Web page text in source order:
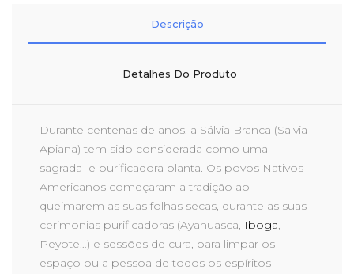
Descrição
Detalhes Do Produto
Durante centenas de anos, a Sálvia Branca (Salvia
Apiana) tem sido considerada como uma
sagrada e purificadora planta. Os povos Nativos
Americanos começaram a tradição ao
queimarem as suas folhas secas, durante as suas
cerimonias purificadoras (Ayahuasca, Iboga,
Peyote…) e sessões de cura, para limpar os
espaço ou a pessoa de todos os espíritos